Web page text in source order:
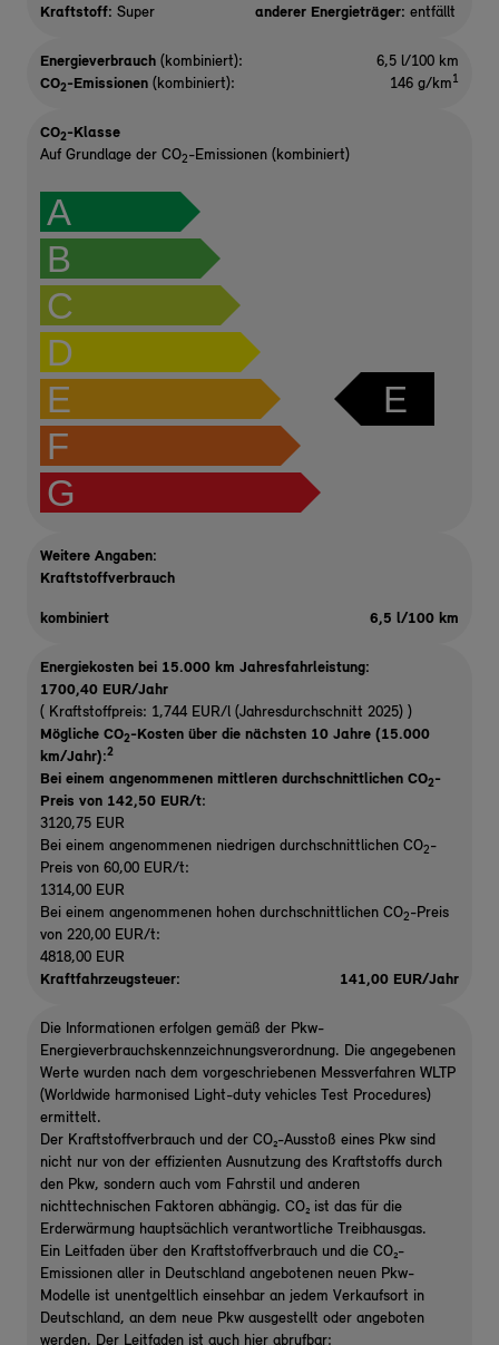
Kraftstoff: Super
anderer Energieträger: entfällt
Energieverbrauch (kombiniert):
6,5 l/100 km
CO2-Emissionen (kombiniert): 146 g/km1
CO2-Klasse
Auf Grundlage der CO2-Emissionen (kombiniert)
A
B
C
D
E
F
G
E
Weitere Angaben:
Kraftstoffverbrauch
kombiniert 6,5 l/100 km
Energiekosten bei 15.000 km Jahresfahrleistung:
1700,40 EUR/Jahr
( Kraftstoffpreis: 1,744 EUR/l (Jahresdurchschnitt 2025) )
Mögliche CO2-Kosten über die nächsten 10 Jahre (15.000
km/Jahr):2
Bei einem angenommenen mittleren durchschnittlichen CO2-
Preis von 142,50 EUR/t:
3120,75 EUR
Bei einem angenommenen niedrigen durchschnittlichen CO2-
Preis von 60,00 EUR/t:
1314,00 EUR
Bei einem angenommenen hohen durchschnittlichen CO2-Preis
von 220,00 EUR/t:
4818,00 EUR
Kraftfahrzeugsteuer:
141,00 EUR/Jahr
Die Informationen erfolgen gemäß der Pkw-
Energieverbrauchskennzeichnungsverordnung. Die angegebenen
Werte wurden nach dem vorgeschriebenen Messverfahren WLTP
(Worldwide harmonised Light-duty vehicles Test Procedures)
ermittelt.
Der Kraftstoffverbrauch und der CO₂-Ausstoß eines Pkw sind
nicht nur von der effizienten Ausnutzung des Kraftstoffs durch
den Pkw, sondern auch vom Fahrstil und anderen
nichttechnischen Faktoren abhängig. CO₂ ist das für die
Erderwärmung hauptsächlich verantwortliche Treibhausgas.
Ein Leitfaden über den Kraftstoffverbrauch und die CO₂-
Emissionen aller in Deutschland angebotenen neuen Pkw-
Modelle ist unentgeltlich einsehbar an jedem Verkaufsort in
Deutschland, an dem neue Pkw ausgestellt oder angeboten
werden. Der Leitfaden ist auch hier abrufbar: